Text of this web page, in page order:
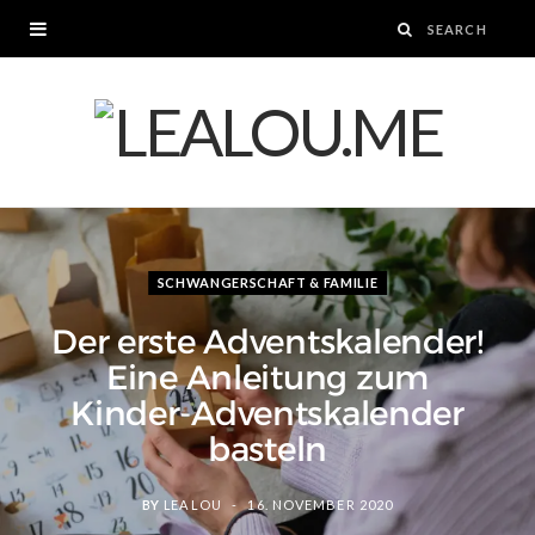
SCHWANGERSCHAFT & FAMILIE
Der erste Adventskalender!
Eine Anleitung zum
Kinder-Adventskalender
basteln
BY LEA LOU 16. NOVEMBER 2020